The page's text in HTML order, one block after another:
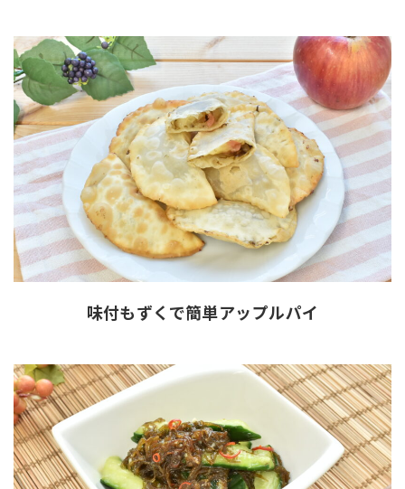
味付もずくで簡単アップルパイ